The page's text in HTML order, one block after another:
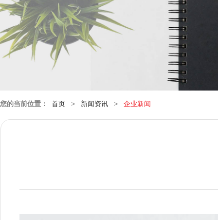
您的当前位置： 首页 > 新闻资讯 > 企业新闻